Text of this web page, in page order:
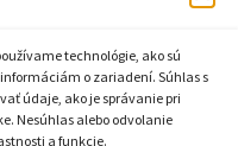
technológie, ako sú
o zariadení. Súhlas s
údaje, ako je správanie pri
Nesúhlas alebo odvolanie
a funkcie.